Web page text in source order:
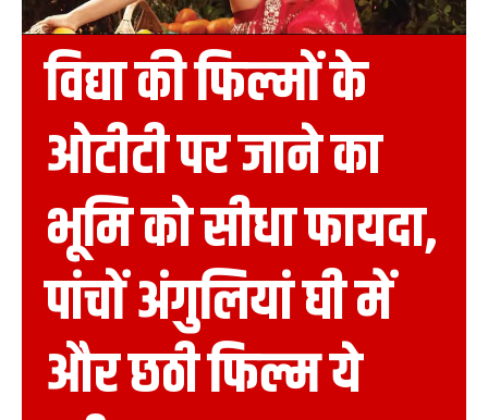
विद्या की फिल्मों के
ओटीटी पर जाने का
भूमि को सीधा फायदा,
पांचों अंगुलियां घी में
और छठी फिल्म ये